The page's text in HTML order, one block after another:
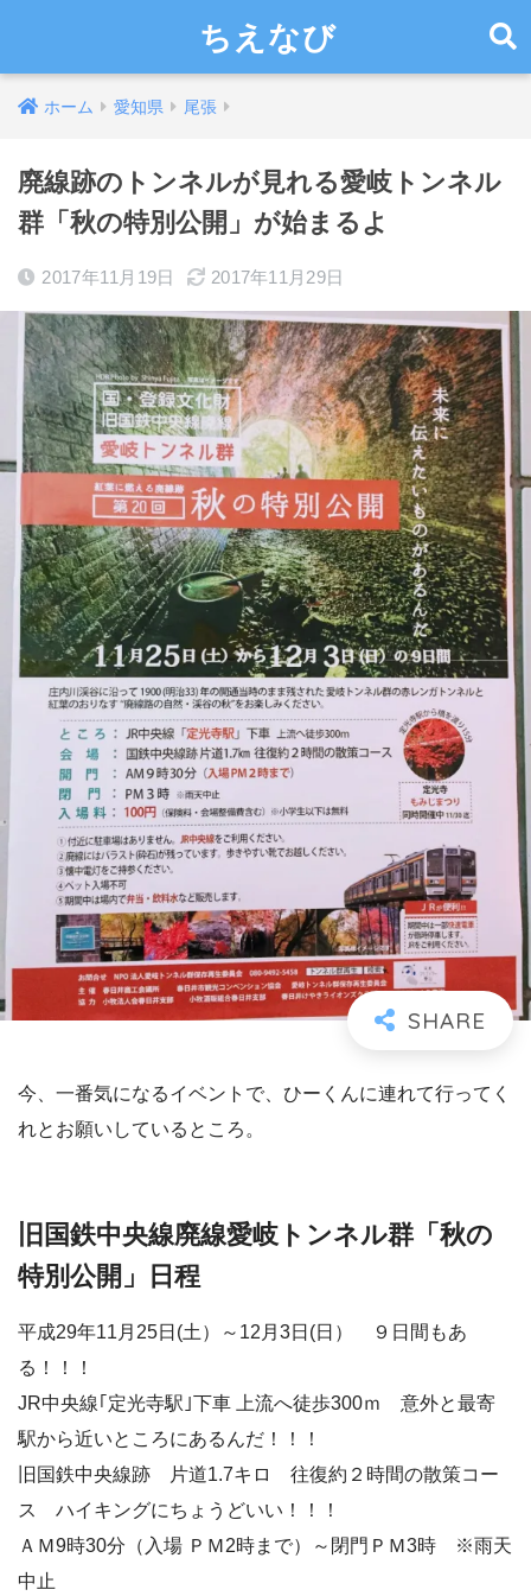
ちえなび
ホーム 愛知県 尾張
廃線跡のトンネルが見れる愛岐トンネル
群「秋の特別公開」が始まるよ
2017年11月19日 2017年11月29日
今、一番気になるイベントで、ひーくんに連れて行ってく
れとお願いしているところ。
旧国鉄中央線廃線愛岐トンネル群「秋の
特別公開」日程
平成29年11月25日(土）～12月3日(日） ９日間もあ
る！！！
JR中央線｢定光寺駅｣下車 上流へ徒歩300ｍ 意外と最寄
駅から近いところにあるんだ！！！
旧国鉄中央線跡 片道1.7キロ 往復約２時間の散策コー
ス ハイキングにちょうどいい！！！
ＡＭ9時30分（入場 ＰＭ2時まで）～閉門ＰＭ3時 ※雨天
中止